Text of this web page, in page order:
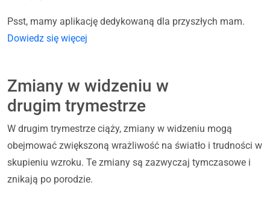
Psst, mamy aplikację dedykowaną dla przyszłych mam.
Dowiedz się więcej
Zmiany w widzeniu w
drugim trymestrze
W drugim trymestrze ciąży, zmiany w widzeniu mogą
obejmować zwiększoną wrażliwość na światło i trudności w
skupieniu wzroku. Te zmiany są zazwyczaj tymczasowe i
znikają po porodzie.